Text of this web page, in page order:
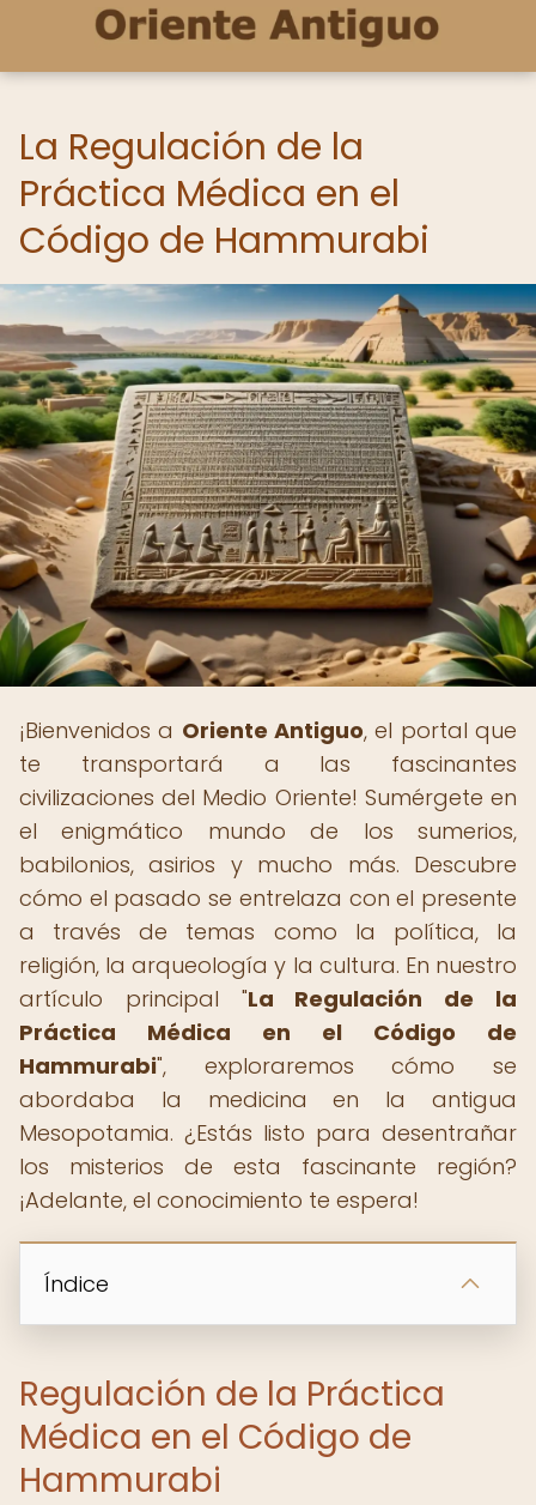
La Regulación de la
Práctica Médica en el
Código de Hammurabi
¡Bienvenidos a Oriente Antiguo, el portal que
te transportará a las fascinantes
civilizaciones del Medio Oriente! Sumérgete en
el enigmático mundo de los sumerios,
babilonios, asirios y mucho más. Descubre
cómo el pasado se entrelaza con el presente
a través de temas como la política, la
religión, la arqueología y la cultura. En nuestro
artículo principal "La Regulación de la
Práctica Médica en el Código de
Hammurabi", exploraremos cómo se
abordaba la medicina en la antigua
Mesopotamia. ¿Estás listo para desentrañar
los misterios de esta fascinante región?
¡Adelante, el conocimiento te espera!
Índice
Regulación de la Práctica
Médica en el Código de
Hammurabi